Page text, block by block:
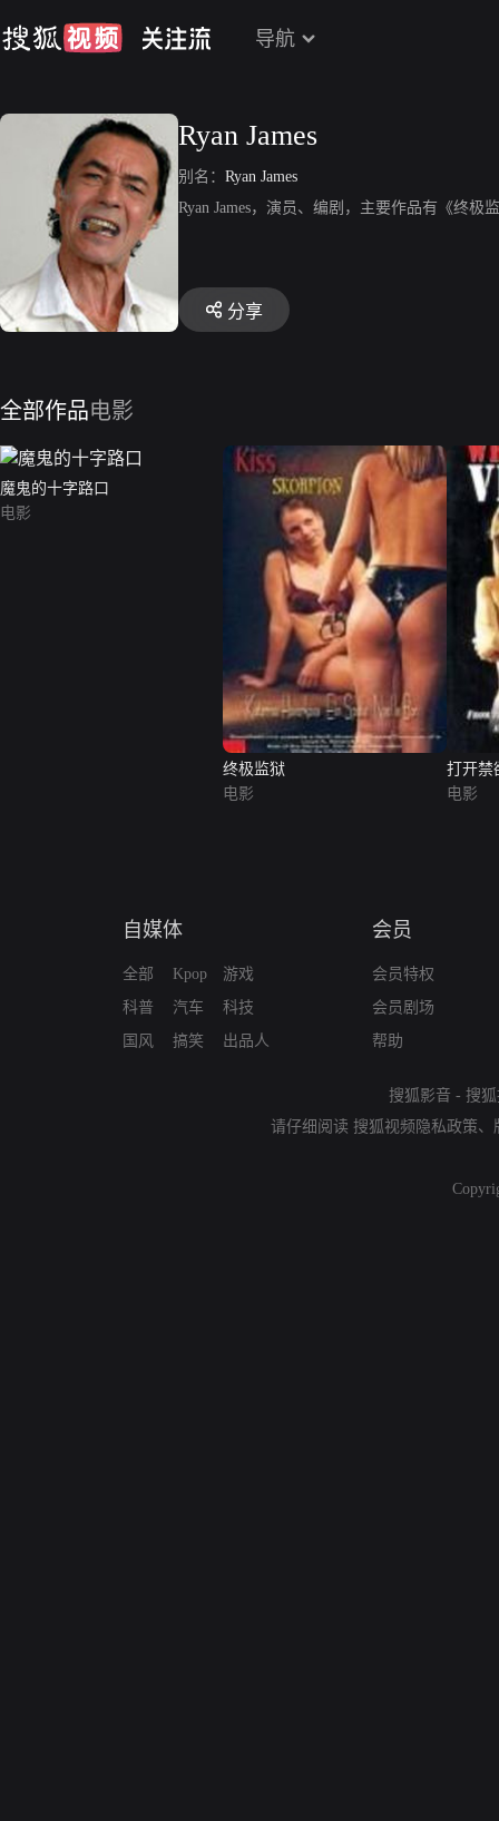
导航
Ryan James
别名： Ryan James
Ryan James，演员、编剧，主要作品有《终
分享
全部作品电影
魔鬼的十字路口
电影
终极监狱
电影
打开禁
电影
自媒体
全部
科普
国风
Kpop
汽车
搞笑
游戏
科技
出品人
会员
会员特权
会员剧场
帮助
搜狐影音 - 搜
请仔细阅读 搜狐视频隐私政策、